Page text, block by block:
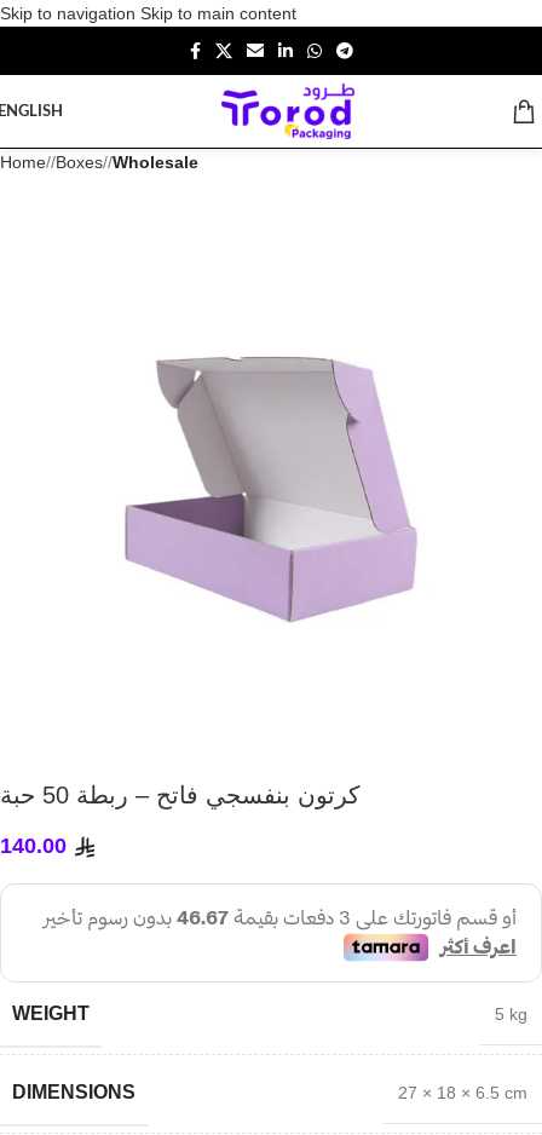
Skip to navigation Skip to main content
Home/ Boxes/ Wholesale
كرتون بنفسجي فاتح – ربطة 50 حبة
140.00
WEIGHT 5 kg
DIMENSIONS 27 × 18 × 6.5 cm